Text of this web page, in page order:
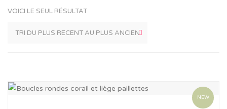
VOICI LE SEUL RÉSULTAT
NEW